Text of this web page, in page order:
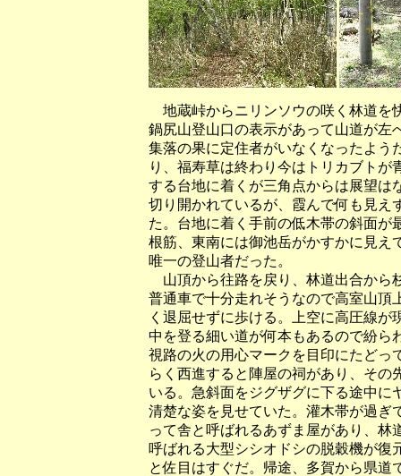
地蔵峠からニリンソウの咲く林道を
鍋尻山登山口の表示があって山道が左
集落の果に定住者がいなくなったよう
り、福寿草は終わり今はトリカブト
する台地に着くが三角点からは展望は
切り開かれているが、霞んで何も見え
た。台地に着く手前の低木帯の斜面が
根筋、東南には御池岳がかすかに見え
唯一の登山者だった。
山頂から往路を戻り、林道出合から
普通車で十分走れそうなので高室山頂
く退屈せずに歩ける。上空に高圧線
中を登る細い道が何本もあるので紛ら
視路の火の用心マークを目印にたどっ
らく西進すると陣屋の祠があり、そ
いる。急斜面をジグザグに下る途中に
清楚な姿を見せていた。灌木帯が過ぎ
って舎と呼ばれるあずま屋があり、
呼ばれる大型シシオドシの脱穀機が復
と佐目はすぐだ。帰途、多賀から県